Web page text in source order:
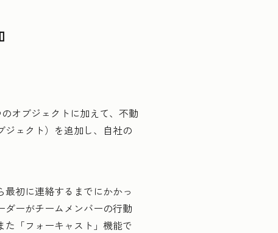
オブジェクトに加えて、不動
ェクト）を追加し、自社の
最初に連絡するまでにかかっ
ーがチームメンバーの行動
「フォーキャスト」機能で